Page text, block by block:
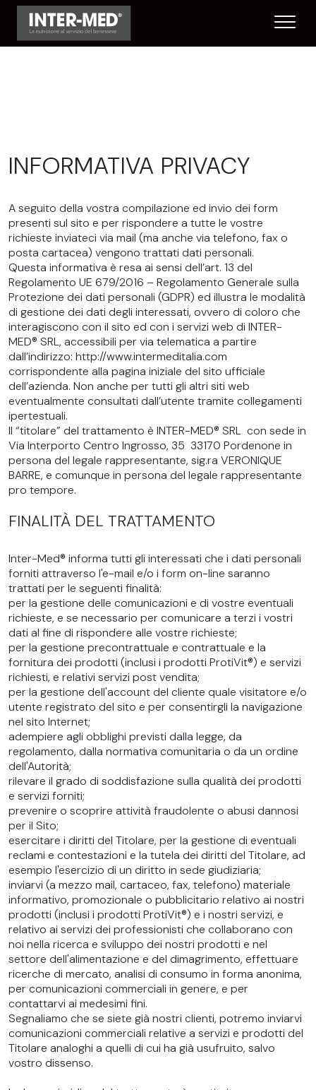
INFORMATIVA PRIVACY
A seguito della vostra compilazione ed invio dei form
presenti sul sito e per rispondere a tutte le vostre
richieste inviateci via mail (ma anche via telefono, fax o
posta cartacea) vengono trattati dati personali.
Questa informativa è resa ai sensi dell’art. 13 del
Regolamento UE 679/2016 – Regolamento Generale sulla
Protezione dei dati personali (GDPR) ed illustra le modalità
di gestione dei dati degli interessati, ovvero di coloro che
interagiscono con il sito ed con i servizi web di INTER-
MED® SRL, accessibili per via telematica a partire
dall’indirizzo: http://www.intermeditalia.com
corrispondente alla pagina iniziale del sito ufficiale
dell’azienda. Non anche per tutti gli altri siti web
eventualmente consultati dall’utente tramite collegamenti
ipertestuali.
Il “titolare” del trattamento è INTER-MED® SRL con sede in
Via Interporto Centro Ingrosso, 35 33170 Pordenone in
persona del legale rappresentante, sig.ra VERONIQUE
BARRE, e comunque in persona del legale rappresentante
pro tempore.
FINALITÀ DEL TRATTAMENTO
Inter-Med® informa tutti gli interessati che i dati personali
forniti attraverso l'e-mail e/o i form on-line saranno
trattati per le seguenti finalità:
per la gestione delle comunicazioni e di vostre eventuali
richieste, e se necessario per comunicare a terzi i vostri
dati al fine di rispondere alle vostre richieste;
per la gestione precontrattuale e contrattuale e la
fornitura dei prodotti (inclusi i prodotti ProtiVit®) e servizi
richiesti, e relativi servizi post vendita;
per la gestione dell'account del cliente quale visitatore e/o
utente registrato del sito e per consentirgli la navigazione
nel sito Internet;
adempiere agli obblighi previsti dalla legge, da
regolamento, dalla normativa comunitaria o da un ordine
dell'Autorità;
rilevare il grado di soddisfazione sulla qualità dei prodotti
e servizi forniti;
prevenire o scoprire attività fraudolente o abusi dannosi
per il Sito;
esercitare i diritti del Titolare, per la gestione di eventuali
reclami e contestazioni e la tutela dei diritti del Titolare, ad
esempio l'esercizio di un diritto in sede giudiziaria;
inviarvi (a mezzo mail, cartaceo, fax, telefono) materiale
informativo, promozionale o pubblicitario relativo ai nostri
prodotti (inclusi i prodotti ProtiVit®) e i nostri servizi, e
relativo ai servizi dei professionisti che collaborano con
noi nella ricerca e sviluppo dei nostri prodotti e nel
settore dell'alimentazione e del dimagrimento, effettuare
ricerche di mercato, analisi di consumo in forma anonima,
per comunicazioni commerciali in genere, e per
contattarvi ai medesimi fini.
Segnaliamo che se siete già nostri clienti, potremo inviarvi
comunicazioni commerciali relative a servizi e prodotti del
Titolare analoghi a quelli di cui ha già usufruito, salvo
vostro dissenso.